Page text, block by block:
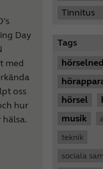
Day
med
oss
hur
hälsa.
Tinnitus
Tags
hörsel
musik
teknik
sociala